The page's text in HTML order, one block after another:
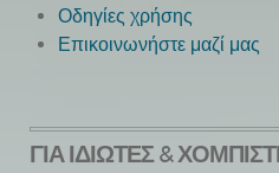
Οδηγίες χρήσης
Επικοινωνήστε μαζί μας
ΓΙΑ ΙΔΙΏΤΕΣ &